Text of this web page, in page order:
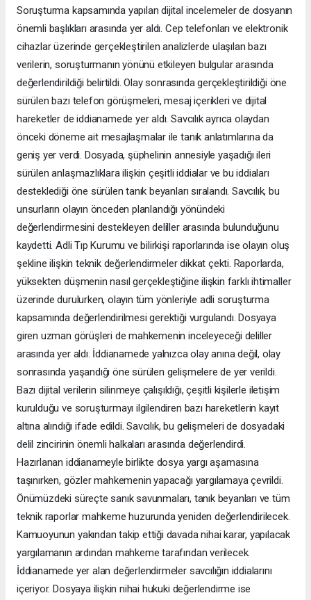
Soruşturma kapsamında yapılan dijital incelemeler de dosyanın
önemli başlıkları arasında yer aldı. Cep telefonları ve elektronik
cihazlar üzerinde gerçekleştirilen analizlerde ulaşılan bazı
verilerin, soruşturmanın yönünü etkileyen bulgular arasında
değerlendirildiği belirtildi. Olay sonrasında gerçekleştirildiği öne
sürülen bazı telefon görüşmeleri, mesaj içerikleri ve dijital
hareketler de iddianamede yer aldı. Savcılık ayrıca olaydan
önceki döneme ait mesajlaşmalar ile tanık anlatımlarına da
geniş yer verdi. Dosyada, şüphelinin annesiyle yaşadığı ileri
sürülen anlaşmazlıklara ilişkin çeşitli iddialar ve bu iddiaları
desteklediği öne sürülen tanık beyanları sıralandı. Savcılık, bu
unsurların olayın önceden planlandığı yönündeki
değerlendirmesini destekleyen deliller arasında bulunduğunu
kaydetti. Adli Tıp Kurumu ve bilirkişi raporlarında ise olayın oluş
şekline ilişkin teknik değerlendirmeler dikkat çekti. Raporlarda,
yüksekten düşmenin nasıl gerçekleştiğine ilişkin farklı ihtimaller
üzerinde durulurken, olayın tüm yönleriyle adli soruşturma
kapsamında değerlendirilmesi gerektiği vurgulandı. Dosyaya
giren uzman görüşleri de mahkemenin inceleyeceği deliller
arasında yer aldı. İddianamede yalnızca olay anına değil, olay
sonrasında yaşandığı öne sürülen gelişmelere de yer verildi.
Bazı dijital verilerin silinmeye çalışıldığı, çeşitli kişilerle iletişim
kurulduğu ve soruşturmayı ilgilendiren bazı hareketlerin kayıt
altına alındığı ifade edildi. Savcılık, bu gelişmeleri de dosyadaki
delil zincirinin önemli halkaları arasında değerlendirdi.
Hazırlanan iddianameyle birlikte dosya yargı aşamasına
taşınırken, gözler mahkemenin yapacağı yargılamaya çevrildi.
Önümüzdeki süreçte sanık savunmaları, tanık beyanları ve tüm
teknik raporlar mahkeme huzurunda yeniden değerlendirilecek.
Kamuoyunun yakından takip ettiği davada nihai karar, yapılacak
yargılamanın ardından mahkeme tarafından verilecek.
İddianamede yer alan değerlendirmeler savcılığın iddialarını
içeriyor. Dosyaya ilişkin nihai hukuki değerlendirme ise